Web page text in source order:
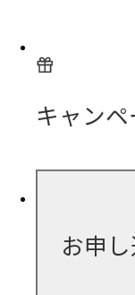
キャン
お申